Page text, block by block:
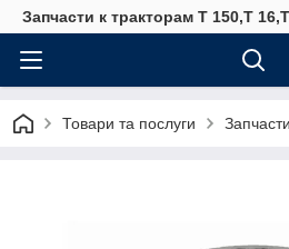
Запчасти к тракторам Т 150,Т
Товари та послуги